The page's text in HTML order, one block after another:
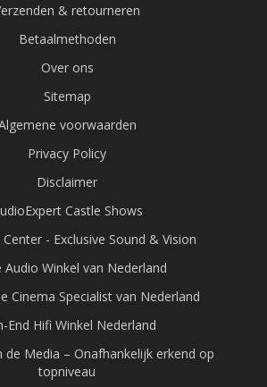
& retourneren
Betaalmethoden
Over ons
Sitemap
voorwaarden
Privacy Policy
Disclaimer
Castle Shows
Center - Exclusive Sound & Vision
Audio Winkel van Nederland
Cinema Specialist van Nederland
End Hifi Winkel Nederland
de Media – Onafhankelijk erkend op
topniveau